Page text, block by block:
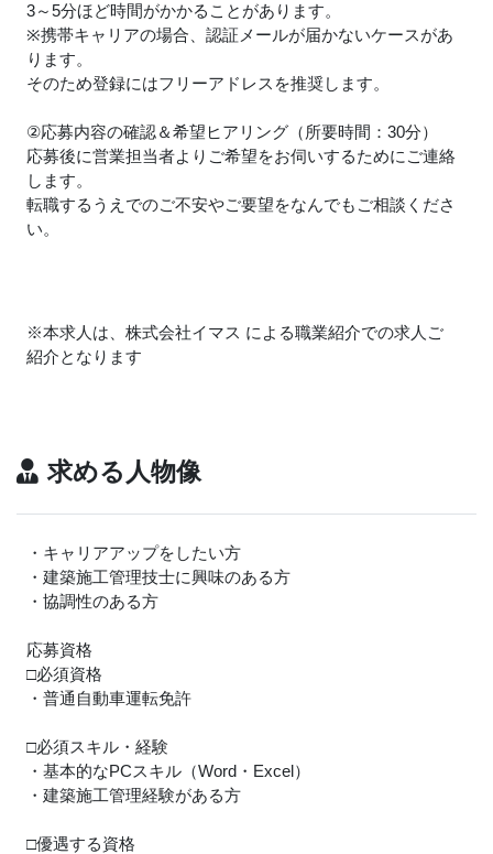
3～5分ほど時間がかかることがあります。
※携帯キャリアの場合、認証メールが届かないケースがあ
ります。
そのため登録にはフリーアドレスを推奨します。
②応募内容の確認＆希望ヒアリング（所要時間：30分）
応募後に営業担当者よりご希望をお伺いするためにご連絡
します。
転職するうえでのご不安やご要望をなんでもご相談くださ
い。
※本求人は、株式会社イマス による職業紹介での求人ご
紹介となります
求める人物像
・キャリアアップをしたい方
・建築施工管理技士に興味のある方
・協調性のある方
応募資格
□必須資格
・普通自動車運転免許
□必須スキル・経験
・基本的なPCスキル（Word・Excel）
・建築施工管理経験がある方
□優遇する資格